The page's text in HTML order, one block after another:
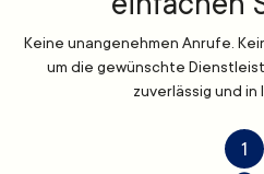
Keine unangenehmen Anrufe.
um die gewünschte
zuverlässig und in
1